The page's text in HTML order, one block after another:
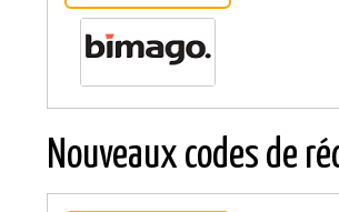
Nouveaux codes de